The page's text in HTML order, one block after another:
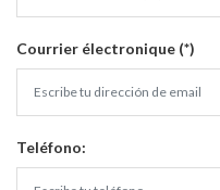
Courrier électronique (*)
Teléfono: